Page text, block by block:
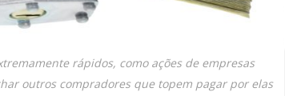
rápidos, como ações de empresas
outros compradores que topem pagar por elas